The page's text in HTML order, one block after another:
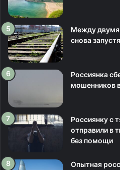
Между двумя
снова
Россиянка
мошенников
Россиянку с
отправили в
без помощи
Опытная